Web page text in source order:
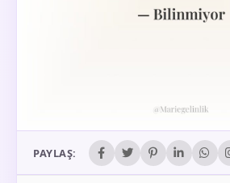
PAYLAŞ: